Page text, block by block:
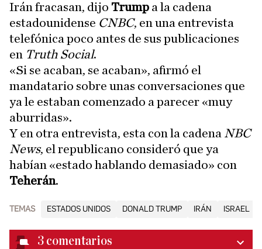
Irán fracasan, dijo Trump a la cadena
estadounidense CNBC, en una entrevista
telefónica poco antes de sus publicaciones
en Truth Social.
«Si se acaban, se acaban», afirmó el
mandatario sobre unas conversaciones que
ya le estaban comenzado a parecer «muy
aburridas».
Y en otra entrevista, esta con la cadena NBC
News, el republicano consideró que ya
habían «estado hablando demasiado» con
Teherán.
TEMAS ESTADOS UNIDOS DONALD TRUMP IRÁN ISRAEL
3 comentarios